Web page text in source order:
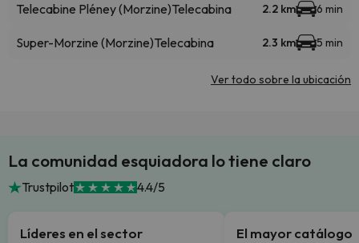
Telecabine Pléney (Morzine)Telecabina 2.2 km 6 min
Super-Morzine (Morzine)Telecabina 2.3 km 5 min
Ver todo sobre la ubicación
La comunidad esquiadora lo tiene claro
Trustpilot 4.4/5
Líderes en el sector El mayor catálogo